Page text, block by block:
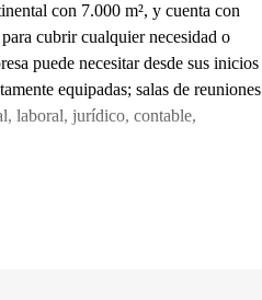
con 7.000 m², y cuenta con
cubrir cualquier necesidad o
puede necesitar desde sus inicios
equipadas; salas de reuniones
laboral, jurídico, contable,